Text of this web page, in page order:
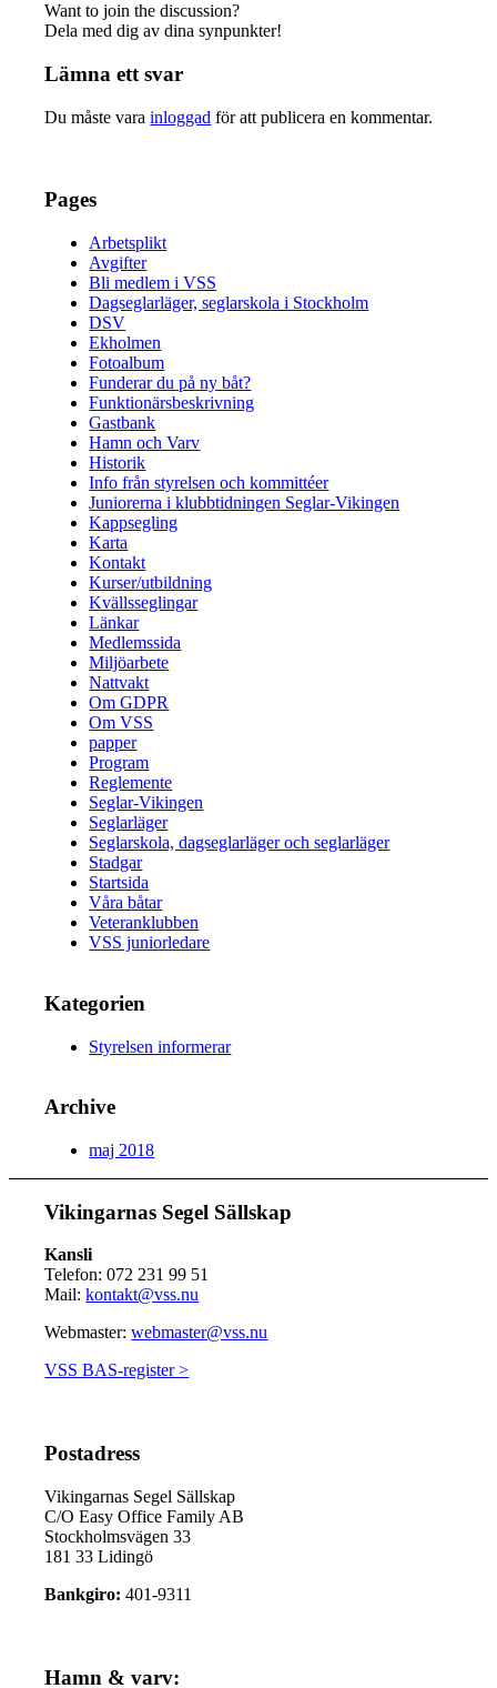
Want to join the discussion?
Dela med dig av dina synpunkter!
Lämna ett svar
Du måste varainloggad för att publicera en kommentar.
Pages
Arbetsplikt
Avgifter
Bli medlem i VSS
Dagseglarläger, seglarskola i Stockholm
DSV
Ekholmen
Fotoalbum
Funderar du på ny båt?
Funktionärsbeskrivning
Gastbank
Hamn och Varv
Historik
Info från styrelsen och kommittéer
Juniorerna i klubbtidningen Seglar-Vikingen
Kappsegling
Karta
Kontakt
Kurser/utbildning
Kvällsseglingar
Länkar
Medlemssida
Miljöarbete
Nattvakt
Om GDPR
Om VSS
papper
Program
Reglemente
Seglar-Vikingen
Seglarläger
Seglarskola, dagseglarläger och seglarläger
Stadgar
Startsida
Våra båtar
Veteranklubben
VSS juniorledare
Kategorien
Styrelsen informerar
Archive
maj 2018
Vikingarnas Segel Sällskap
Kansli
Telefon: 072 231 99 51
Mail:kontakt@vss.nu
Webmaster:webmaster@vss.nu
VSS BAS-register >
Postadress
Vikingarnas Segel Sällskap
C/O Easy Office Family AB
Stockholmsvägen 33
181 33 Lidingö
Bankgiro:401-9311
Hamn & varv: